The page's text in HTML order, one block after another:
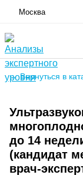
Москва
← Вернуться в
до 14
(кандидат
врач-